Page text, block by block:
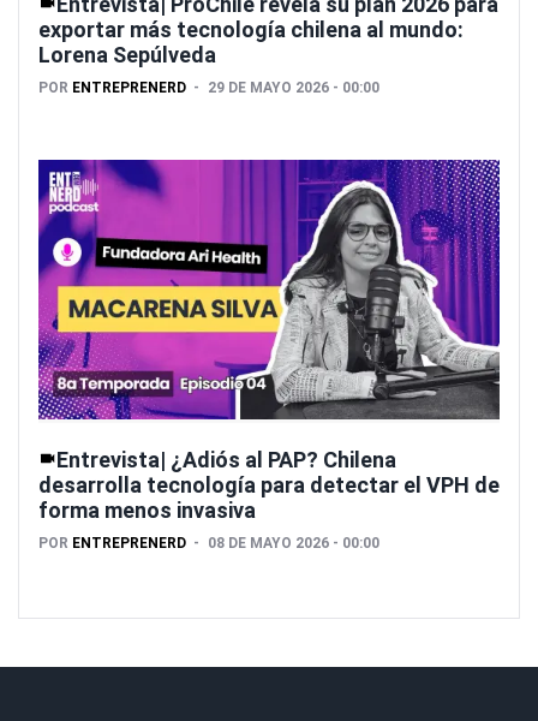
exportar más tecnología chilena al mundo:
Lorena Sepúlveda
POR ENTREPRENERD 29 DE MAYO 2026 - 00:00
Entrevista| ¿Adiós al PAP? Chilena
desarrolla tecnología para detectar el VPH de
forma menos invasiva
POR ENTREPRENERD 08 DE MAYO 2026 - 00:00